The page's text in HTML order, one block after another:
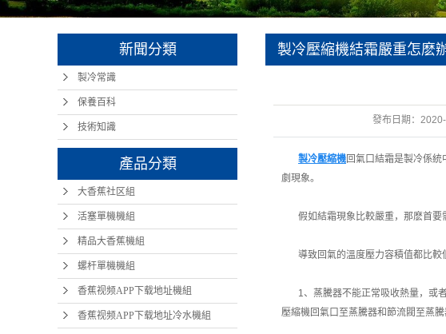
冷水機組
渦旋全封機組
新聞分類
製冷常識
保養百科
技術知識
產品分類
大香蕉社区組
活塞單機機組
精品大香蕉機組
螺杆單機機組
香蕉视频APP下载地址機組
香蕉视频APP下载地址冷水機組
製冷壓縮機結霜嚴重怎麽
發布日期：
製冷壓縮機回氣口結霜是製冷係
劇現象。
假如結霜現象比較嚴重，那麽首要
導致回氣的溫度壓力容積值都比較
1、蒸騰器不能正常吸收熱量，或者
壓縮機回氣口至蒸騰器和節流閥至蒸